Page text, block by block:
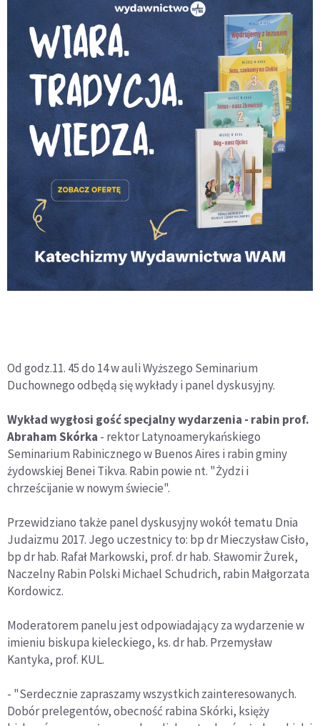
Od godz.11. 45 do 14 w auli Wyższego Seminarium
Duchownego odbędą się wykłady i panel dyskusyjny.
Wykład wygłosi gość specjalny wydarzenia - rabin prof.
Abraham Skórka - rektor Latynoamerykańskiego
Seminarium Rabinicznego w Buenos Aires i rabin gminy
żydowskiej Benei Tikva. Rabin powie nt. "Żydzi i
chrześcijanie w nowym świecie".
Przewidziano także panel dyskusyjny wokół tematu Dnia
Judaizmu 2017. Jego uczestnicy to: bp dr Mieczysław Cisło,
bp dr hab. Rafał Markowski, prof. dr hab. Sławomir Żurek,
Naczelny Rabin Polski Michael Schudrich, rabin Małgorzata
Kordowicz.
Moderatorem panelu jest odpowiadający za wydarzenie w
imieniu biskupa kieleckiego, ks. dr hab. Przemysław
Kantyka, prof. KUL.
- "Serdecznie zapraszamy wszystkich zainteresowanych.
Dobór prelegentów, obecność rabina Skórki, księży